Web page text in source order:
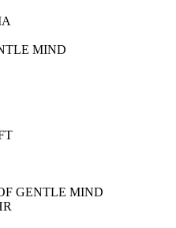
MIND
GENTLE MIND